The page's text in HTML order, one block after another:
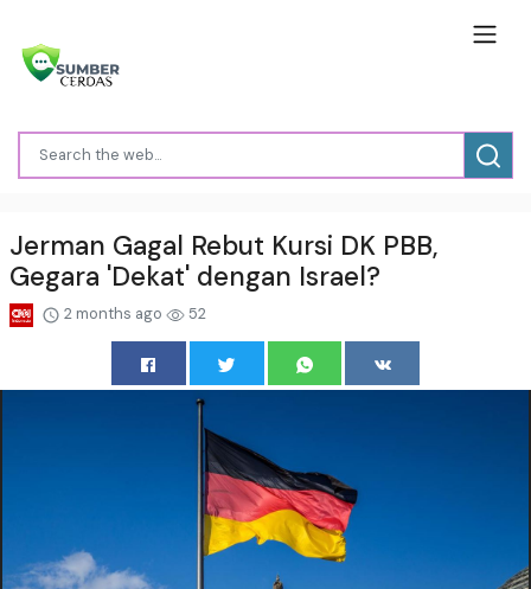
Jerman Gagal Rebut Kursi DK PBB,
Gegara 'Dekat' dengan Israel?
2 months ago 52